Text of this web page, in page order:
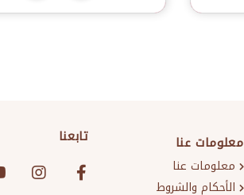
معلومات عنا
معلومات عنا
الأحكام والشروط
تابعنا